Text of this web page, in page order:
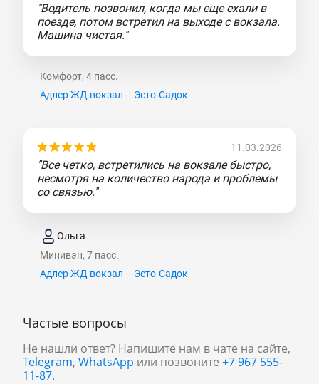
"Водитель позвонил, когда мы еще ехали в
поезде, потом встретил на выходе с вокзала.
Машина чистая."
Комфорт, 4 пасс.
Адлер ЖД вокзал – Эсто-Садок
11.03.2026
"Все четко, встретились на вокзале быстро,
несмотря на количество народа и проблемы
со связью."
Ольга
Минивэн, 7 пасс.
Адлер ЖД вокзал – Эсто-Садок
Частые вопросы
Не нашли ответ? Напишите нам в чате на сайте,
Telegram, WhatsApp или позвоните +7 967 555-
11-87.